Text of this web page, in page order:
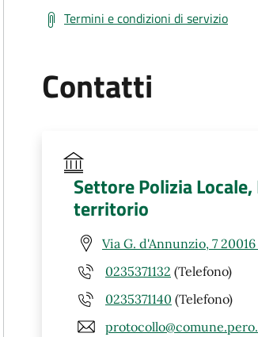
Termini e condizioni di servizio
Contatti
Settore Polizia
territorio
Via G. d'Annunzio, 7
0235371132 (Telefono)
0235371140 (Telefono)